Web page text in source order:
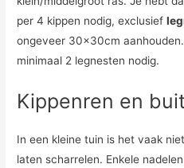
per 4 kippen nodig, exclusief
ongeveer 30x30cm
minimaal 2 legnesten nodig.
Kippenren en
In een kleine tuin is het vaak
laten scharrelen. Enkele